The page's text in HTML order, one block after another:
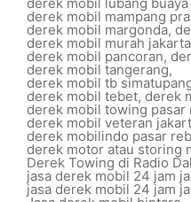
derek mobil mampang
derek mobil margonda,
derek mobil murah jakarta
derek mobil pancoran,
derek mobil tangerang,
derek mobil tb
derek mobil tebet, derek
derek mobil towing pasar
derek mobil veteran
derek mobilindo pasar
derek motor atau storing
Derek Towing di Radio
jasa derek mobil 24 jam
jasa derek mobil 24 jam